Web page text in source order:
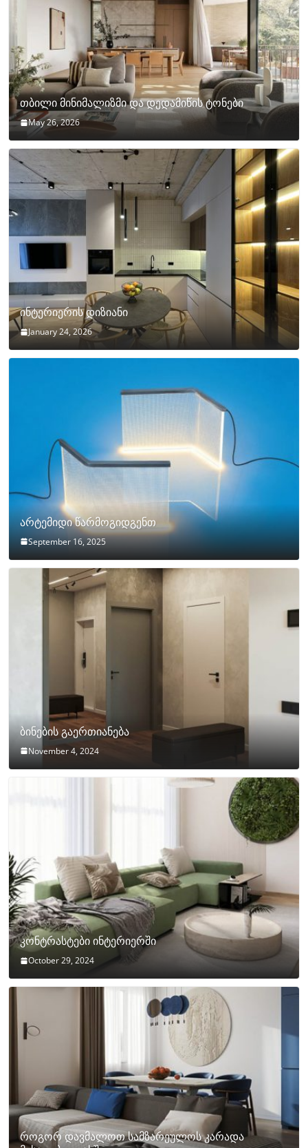
თბილი მინიმალიზმი და დედამიწის ტონები
May 26, 2026
ინტერიერის დიზიანი
January 24, 2026
არტემიდი წარმოგიდგენთ
September 16, 2025
ბინების გაერთიანება
November 4, 2024
კონტრასტები ინტერიერში
October 29, 2024
როგორ დავმალოთ სამზარეულოს კარადა